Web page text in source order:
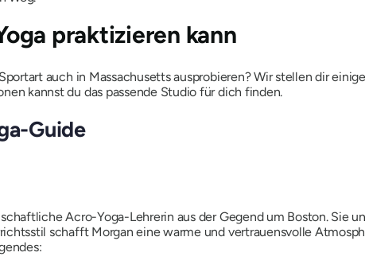
praktizieren kann
auch in Massachusetts ausprobieren? Wir stellen dir
kannst du das passende Studio für dich finden.
Guide
Acro-Yoga-Lehrerin aus der Gegend um Boston. Sie
schafft Morgan eine warme und vertrauensvolle